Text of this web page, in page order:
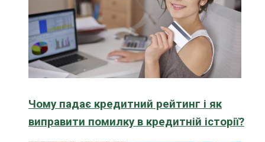
Чому падає кредитний рейтинг і як
виправити помилку в кредитній історії?